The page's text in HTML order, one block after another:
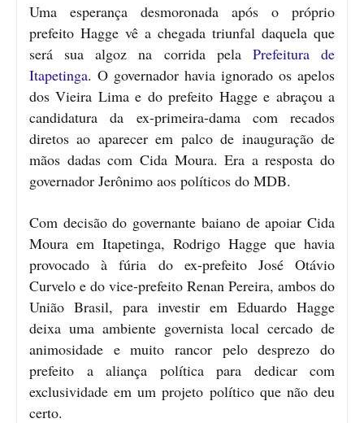
Uma esperança desmoronada após o próprio
prefeito Hagge vê a chegada triunfal daquela que
será sua algoz na corrida pela Prefeitura de
Itapetinga. O governador havia ignorado os apelos
dos Vieira Lima e do prefeito Hagge e abraçou a
candidatura da ex-primeira-dama com recados
diretos ao aparecer em palco de inauguração de
mãos dadas com Cida Moura. Era a resposta do
governador Jerônimo aos políticos do MDB.
Com decisão do governante baiano de apoiar Cida
Moura em Itapetinga, Rodrigo Hagge que havia
provocado à fúria do ex-prefeito José Otávio
Curvelo e do vice-prefeito Renan Pereira, ambos do
União Brasil, para investir em Eduardo Hagge
deixa uma ambiente governista local cercado de
animosidade e muito rancor pelo desprezo do
prefeito a aliança política para dedicar com
exclusividade em um projeto político que não deu
certo.